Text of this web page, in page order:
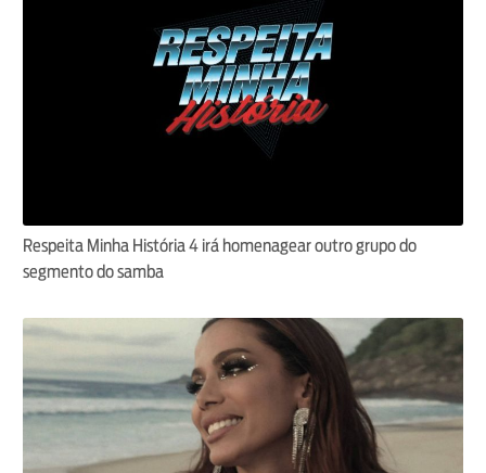
Respeita Minha História 4 irá homenagear outro grupo do
segmento do samba